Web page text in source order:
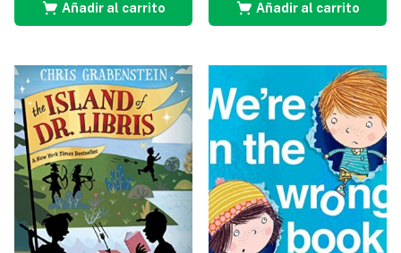
Añadir al carrito Añadir al carrito